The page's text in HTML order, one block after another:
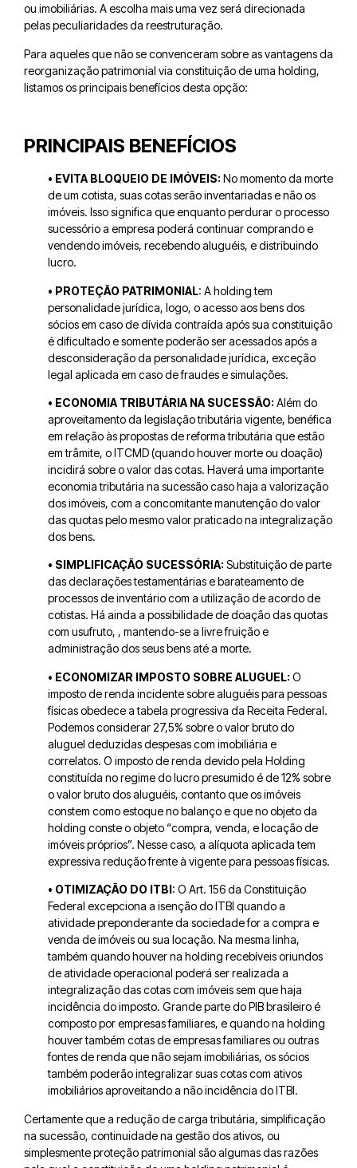
ou imobiliárias. A escolha mais uma vez será direcionada
pelas peculiaridades da reestruturação.
Para aqueles que não se convenceram sobre as vantagens da
reorganização patrimonial via constituição de uma holding,
listamos os principais benefícios desta opção:
PRINCIPAIS BENEFÍCIOS
• EVITA BLOQUEIO DE IMÓVEIS: No momento da morte
de um cotista, suas cotas serão inventariadas e não os
imóveis. Isso significa que enquanto perdurar o processo
sucessório a empresa poderá continuar comprando e
vendendo imóveis, recebendo aluguéis, e distribuindo
lucro.
• PROTEÇÃO PATRIMONIAL: A holding tem
personalidade jurídica, logo, o acesso aos bens dos
sócios em caso de dívida contraída após sua constituição
é dificultado e somente poderão ser acessados após a
desconsideração da personalidade jurídica, exceção
legal aplicada em caso de fraudes e simulações.
• ECONOMIA TRIBUTÁRIA NA SUCESSÃO: Além do
aproveitamento da legislação tributária vigente, benéfica
em relação às propostas de reforma tributária que estão
em trâmite, o ITCMD (quando houver morte ou doação)
incidirá sobre o valor das cotas. Haverá uma importante
economia tributária na sucessão caso haja a valorização
dos imóveis, com a concomitante manutenção do valor
das quotas pelo mesmo valor praticado na integralização
dos bens.
• SIMPLIFICAÇÃO SUCESSÓRIA: Substituição de parte
das declarações testamentárias e barateamento de
processos de inventário com a utilização de acordo de
cotistas. Há ainda a possibilidade de doação das quotas
com usufruto, , mantendo-se a livre fruição e
administração dos seus bens até a morte.
• ECONOMIZAR IMPOSTO SOBRE ALUGUEL: O
imposto de renda incidente sobre aluguéis para pessoas
físicasobedece a tabela progressiva da Receita Federal.
Podemos considerar 27,5% sobre o valor bruto do
aluguel deduzidas despesas com imobiliária e
correlatos. O imposto de renda devido pela Holding
constituída no regime do lucro presumido é de 12% sobre
o valor bruto dos aluguéis, contanto que os imóveis
constem como estoque no balanço e que no objeto da
holding conste o objeto “compra, venda, e locação de
imóveis próprios”. Nesse caso, a alíquota aplicada tem
expressiva redução frente à vigente para pessoas físicas.
• OTIMIZAÇÃO DO ITBI: O Art. 156 da Constituição
Federal excepciona a isenção do ITBI quando a
atividade preponderante da sociedade for a compra e
venda de imóveis ou sua locação. Na mesma linha,
também quando houver na holding recebíveis oriundos
de atividade operacional poderá ser realizada a
integralização das cotas com imóveis sem que haja
incidência do imposto. Grande parte do PIB brasileiro é
composto por empresas familiares, e quando na holding
houver também cotas de empresas familiares ou outras
fontes de renda que não sejam imobiliárias, os sócios
também poderão integralizar suas cotas com ativos
imobiliários aproveitando a não incidência do ITBI.
Certamente que a redução de carga tributária, simplificação
na sucessão, continuidade na gestão dos ativos, ou
simplesmente proteção patrimonial são algumas das razões